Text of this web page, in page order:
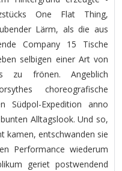
One Flat Thing,
Lärm, als die aus
Company 15 Tische
selbigen einer Art von
zu frönen. Angeblich
choreografische
Südpol-Expedition anno
Alltagslook. Und so,
kamen, entschwanden sie
Performance wiederum
geriet postwendend